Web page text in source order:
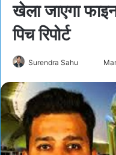
खेला जाएगा
पिच रिपोर्ट
Surendra Sahu